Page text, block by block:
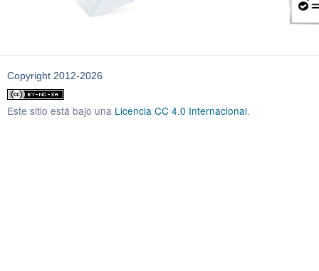
Copyright 2012-2026
Este sitio está bajo una Licencia CC 4.0 Internacional.